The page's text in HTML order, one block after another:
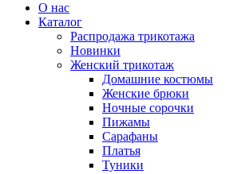
О нас
Каталог
Распродажа трикотажа
Новинки
Женский трикотаж
Домашние костюмы
Женские брюки
Ночные сорочки
Пижамы
Сарафаны
Платья
Туники